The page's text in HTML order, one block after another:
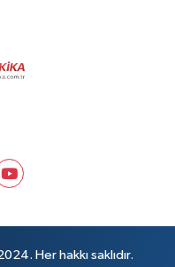
Her hakkı saklıdır.